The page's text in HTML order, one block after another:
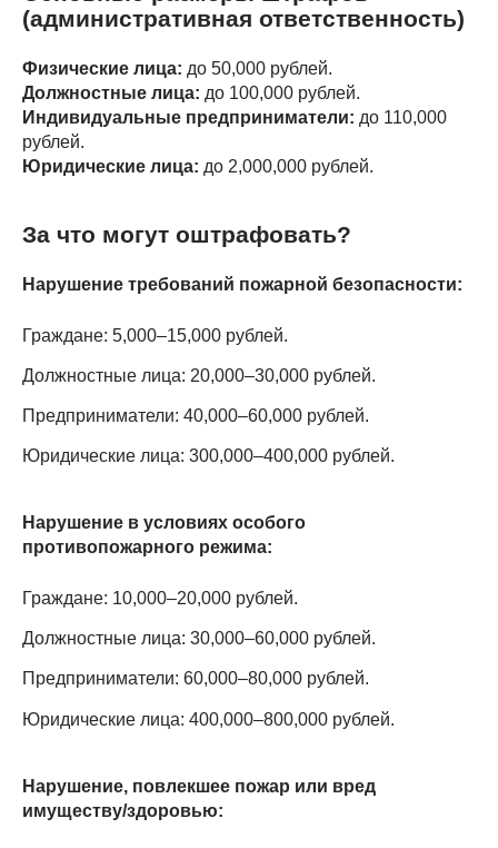
(административная ответственность)
Физические лица: до 50,000 рублей.
Должностные лица: до 100,000 рублей.
Индивидуальные предприниматели: до 110,000
рублей.
Юридические лица: до 2,000,000 рублей.
За что могут оштрафовать?
Нарушение требований пожарной безопасности:
Граждане: 5,000–15,000 рублей.
Должностные лица: 20,000–30,000 рублей.
Предприниматели: 40,000–60,000 рублей.
Юридические лица: 300,000–400,000 рублей.
Нарушение в условиях особого
противопожарного режима:
Граждане: 10,000–20,000 рублей.
Должностные лица: 30,000–60,000 рублей.
Предприниматели: 60,000–80,000 рублей.
Юридические лица: 400,000–800,000 рублей.
Нарушение, повлекшее пожар или вред
имуществу/здоровью: